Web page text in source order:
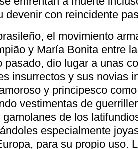
devenir con reincidente
el movimiento
y María Bonita entre
pasado, dio lugar a unas
insurrectos y sus novias
y principesco
vestimentas de
de los
especialmente
para su propio uso.